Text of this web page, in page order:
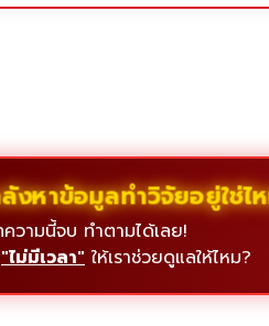
ลังหาข้อมูลทำวิจัยอยู่ใช่ไ
วามนี้จบ ทำตามได้เลย!
"ไม่มีเวลา" ให้เราช่วยดูแลให้ไหม?